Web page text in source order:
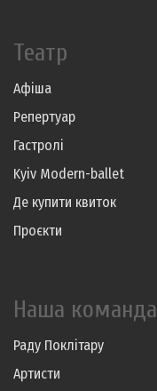
Театр
Афіша
Репертуар
Гастролі
Kyiv Modern-ballet
Де купити квиток
Проєкти
Наша команда
Раду Поклітару
Артисти